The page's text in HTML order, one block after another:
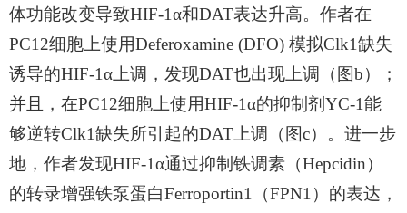
体功能改变导致HIF-1α和DAT表达升高。作者在
PC12细胞上使用Deferoxamine (DFO) 模拟Clk1缺失
诱导的HIF-1α 上调，发现DAT也出现上调（图b）；
并且，在PC12细胞上使用HIF-1α的抑制剂YC-1能
够逆转Clk1缺失所引起的DAT 上调（图c）。进一步
地，作者发现HIF-1α通过抑制铁调素（Hepcidin）
的转录增强铁泵蛋白Ferroportin1 （FPN1 ）的表达，